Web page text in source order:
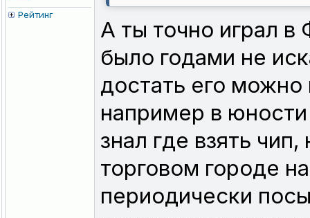
Рейтинг
А ты точно играл
было годами не
достать его
например в
знал где взять
торговом городе
периодически